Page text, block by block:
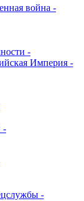
война -
-
Империя -
-
-